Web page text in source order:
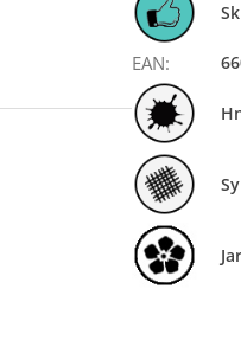
EAN: